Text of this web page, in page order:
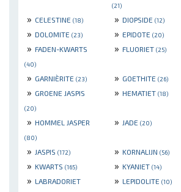
(21)
» CELESTINE (18) » DIOPSIDE (12)
» DOLOMITE (23) » EPIDOTE (20)
» FADEN-KWARTS
(40)
» FLUORIET (25)
» GARNIÈRITE (23) » GOETHITE (26)
» GROENE JASPIS
(20)
» HEMATIET (18)
» HOMMEL JASPER
(80)
» JADE (20)
» JASPIS (172) » KORNALIJN (56)
» KWARTS (165) » KYANIET (14)
» LABRADORIET » LEPIDOLITE (10)